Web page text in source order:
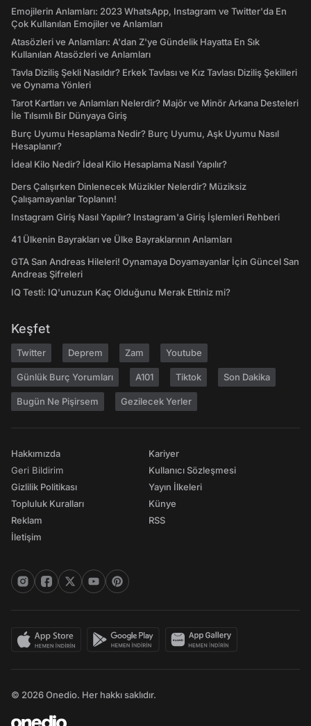
Emojilerin Anlamları: 2023 WhatsApp, Instagram ve Twitter'da En
Çok Kullanılan Emojiler ve Anlamları
Atasözleri ve Anlamları: A'dan Z'ye Gündelik Hayatta En Sık
Kullanılan Atasözleri ve Anlamları
Tavla Diziliş Şekli Nasıldır? Erkek Tavlası ve Kız Tavlası Diziliş Şekilleri
ve Oynama Yönleri
Tarot Kartları ve Anlamları Nelerdir? Majör ve Minör Arkana Desteleri
İle Tılsımlı Bir Dünyaya Giriş
Burç Uyumu Hesaplama Nedir? Burç Uyumu, Aşk Uyumu Nasıl
Hesaplanır?
İdeal Kilo Nedir? İdeal Kilo Hesaplama Nasıl Yapılır?
Ders Çalışırken Dinlenecek Müzikler Nelerdir? Müziksiz
Çalışamayanlar Toplanın!
Instagram Giriş Nasıl Yapılır? Instagram'a Giriş İşlemleri Rehberi
41 Ülkenin Bayrakları ve Ülke Bayraklarının Anlamları
GTA San Andreas Hileleri! Oynamaya Doyamayanlar İçin Güncel San
Andreas Şifreleri
IQ Testi: IQ'unuzun Kaç Olduğunu Merak Ettiniz mi?
Keşfet
Twitter Deprem Zam Youtube
Günlük Burç Yorumları A101 Tiktok Son Dakika
Bugün Ne Pişirsem Gezilecek Yerler
Hakkımızda
Geri Bildirim
Gizlilik Politikası
Topluluk Kuralları
Reklam
İletişim
Kariyer
Kullanıcı Sözleşmesi
Yayın İlkeleri
Künye
RSS
© 2026 Onedio. Her hakkı saklıdır.